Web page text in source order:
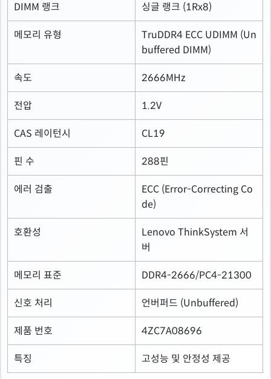
DIMM 랭크 싱글 랭크 (1Rx8)
메모리 유형
TruDDR4 ECC UDIMM (Un
buffered DIMM)
속도 2666MHz
전압 1.2V
CAS 레이턴시 CL19
핀 수 288핀
에러 검출
ECC (Error-Correcting Co
de)
호환성
Lenovo ThinkSystem 서
버
메모리 표준 DDR4-2666/PC4-21300
신호 처리 언버퍼드 (Unbuffered)
제품 번호 4ZC7A08696
특징 고성능 및 안정성 제공